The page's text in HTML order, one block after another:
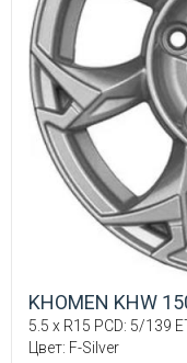
KHOMEN KHW
5.5 x R15 PCD: 5/139
Цвет: F-Silver